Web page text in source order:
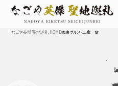
なごや英傑 聖地巡礼 HOME家康グルメ・土産一覧